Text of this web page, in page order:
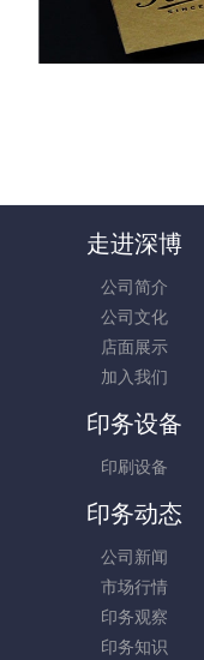
走进深博
公司简介
公司文化
店面展示
加入我们
印务设备
印刷设备
印务动态
公司新闻
市场行情
印务观察
印务知识